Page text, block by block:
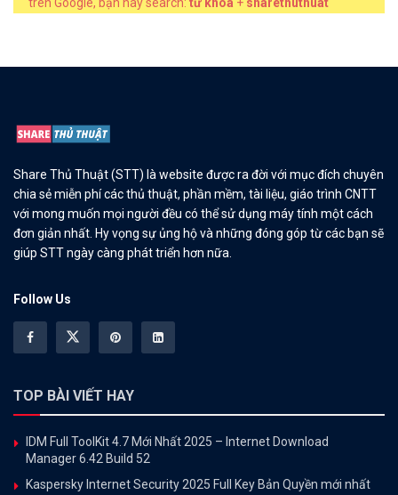
Share Thủ Thuật (STT) là website được ra đời với mục đích chuyên
chia sẻ miễn phí các thủ thuật, phần mềm, tài liệu, giáo trình CNTT
với mong muốn mọi người đều có thể sử dụng máy tính một cách
đơn giản nhất. Hy vọng sự ủng hộ và những đóng góp từ các bạn sẽ
giúp STT ngày càng phát triển hơn nữa.
Follow Us
TOP BÀI VIẾT HAY
IDM Full ToolKit 4.7 Mới Nhất 2025 – Internet Download
Manager 6.42 Build 52
Kaspersky Internet Security 2025 Full Key Bản Quyền mới nhất